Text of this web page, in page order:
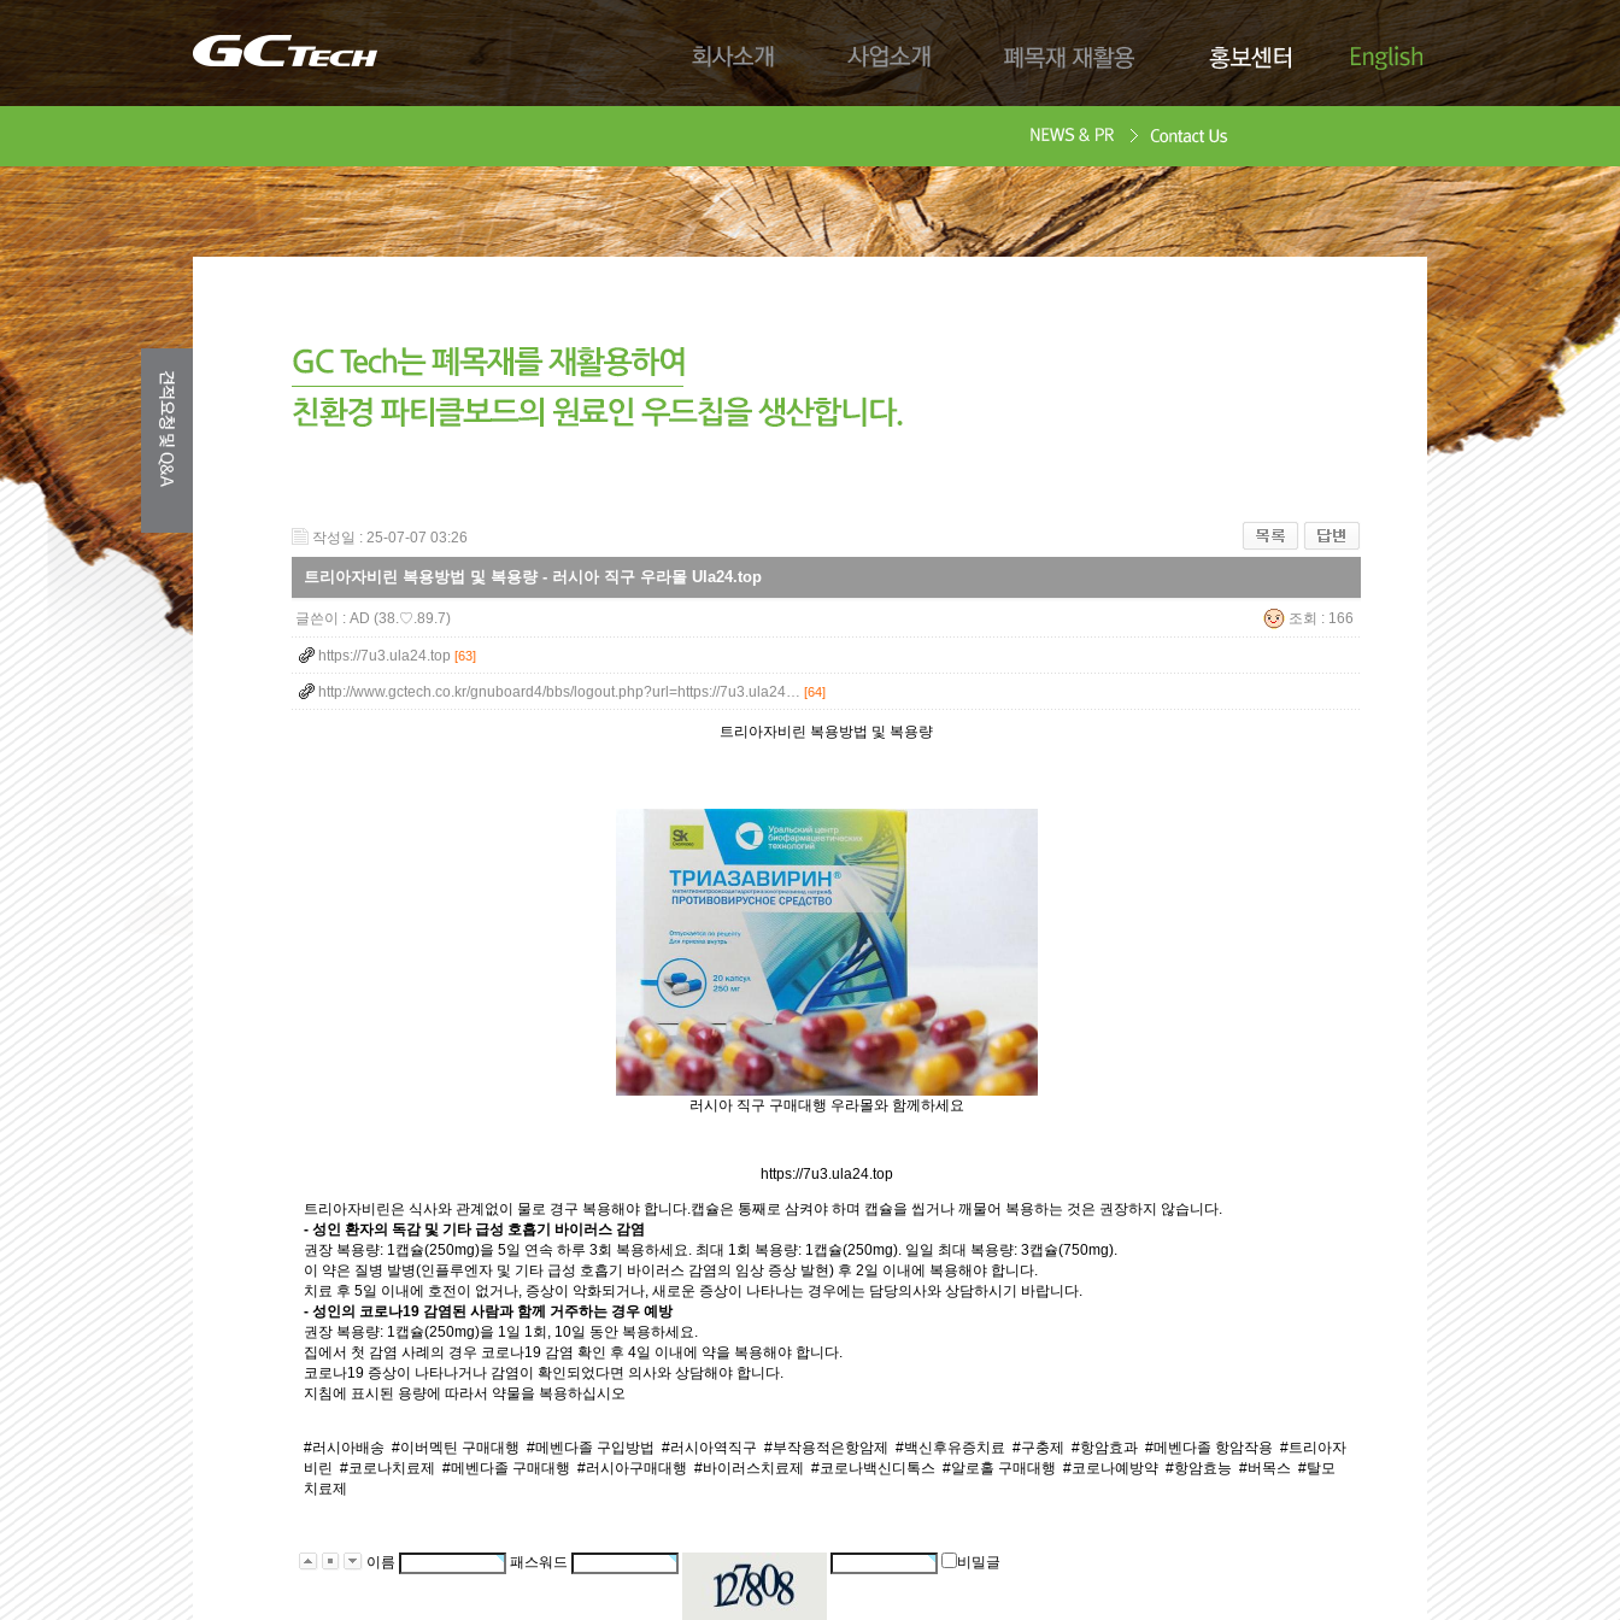
회사소개 사업소개 폐목재 재활용 홍보센터
Download
English
작성일 : 25-07-07 03:26
트리아자비린 복용방법 및 복용량 - 러시아 직구 우라몰 Ula24.top
글쓴이 : AD (38.♡.89.7) 조회 : 166
https://7u3.ula24.top [63]
http://www.gctech.co.kr/gnuboard4/bbs/logout.php?url=https://7u3.ula24… [64]
트리아자비린 복용방법 및 복용량
러시아 직구 구매대행 우라몰와 함께하세요
https://7u3.ula24.top
트리아자비린은 식사와 관계없이 물로 경구 복용해야 합니다.캡슐은 통째로 삼켜야 하며 캡슐을 씹거나 깨물어 복용하는 것은 권장하지 않습니다.
- 성인 환자의 독감 및 기타 급성 호흡기 바이러스 감염
권장 복용량: 1캡슐(250mg)을 5일 연속 하루 3회 복용하세요. 최대 1회 복용량: 1캡슐(250mg). 일일 최대 복용량: 3캡슐(750mg).
이 약은 질병 발병(인플루엔자 및 기타 급성 호흡기 바이러스 감염의 임상 증상 발현) 후 2일 이내에 복용해야 합니다.
치료 후 5일 이내에 호전이 없거나, 증상이 악화되거나, 새로운 증상이 나타나는 경우에는 담당의사와 상담하시기 바랍니다.
- 성인의 코로나19 감염된 사람과 함께 거주하는 경우 예방
권장 복용량: 1캡슐(250mg)을 1일 1회, 10일 동안 복용하세요.
집에서 첫 감염 사례의 경우 코로나19 감염 확인 후 4일 이내에 약을 복용해야 합니다.
코로나19 증상이 나타나거나 감염이 확인되었다면 의사와 상담해야 합니다.
지침에 표시된 용량에 따라서 약물을 복용하십시오
#러시아배송 #이버멕틴 구매대행 #메벤다졸 구입방법 #러시아역직구 #부작용적은항암제 #백신후유증치료 #구충제 #항암효과 #메벤다졸 항암작용 #트리아자
비린 #코로나치료제 #메벤다졸 구매대행 #러시아구매대행 #바이러스치료제 #코로나백신디톡스 #알로홀 구매대행 #코로나예방약 #항암효능 #버목스 #탈모
치료제
이름 패스워드 비밀글